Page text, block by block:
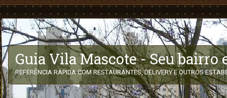
Guia Vila Mascote - Seu bairro
REFERÊNCIA RÁPIDA COM RESTAURANTES, DELIVERY E OUTROS